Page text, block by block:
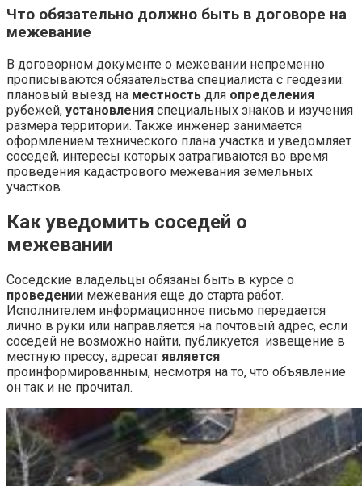
Что обязательно должно быть в договоре на
межевание
В договорном документе о межевании непременно
прописываются обязательства специалиста с геодезии:
плановый выезд на местность для определения
рубежей, установления специальных знаков и изучения
размера территории. Также инженер занимается
оформлением технического плана участка и уведомляет
соседей, интересы которых затрагиваются во время
проведения кадастрового межевания земельных
участков.
Как уведомить соседей о
межевании
Соседские владельцы обязаны быть в курсе о
проведении межевания еще до старта работ.
Исполнителем информационное письмо передается
лично в руки или направляется на почтовый адрес, если
соседей не возможно найти, публикуется извещение в
местную прессу, адресат является
проинформированным, несмотря на то, что объявление
он так и не прочитал.